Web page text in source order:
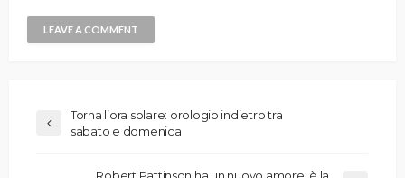
Torna l’ora solare: orologio indietro tra
sabato e domenica
Robert Pattinson ha un nuovo amore: è la